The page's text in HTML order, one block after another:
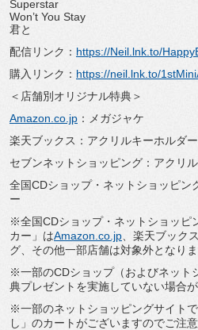
Superstar
Won’t You Stay
君と
配信リンク： https://Neil.lnk.to/
購入リンク： https://neil.lnk.to/
＜店舗別オリジナル特典＞
Amazon.co.jp ：メガジャケ
楽天ブックス：アクリルキーホルダー
セブンネットショッピング：アクリ
全国CDショップ・ネットショッピン
ー
※全国CDショップ・ネットショッピ
カー」はAmazon.co.jp 、楽天ブック
グ、その他一部店舗は対象外となりま
※一部のCDショップ（およびネット
典プレゼントを実施していない場合が
※一部のネットショッピングサイト
し」のカートがございますのでご注意